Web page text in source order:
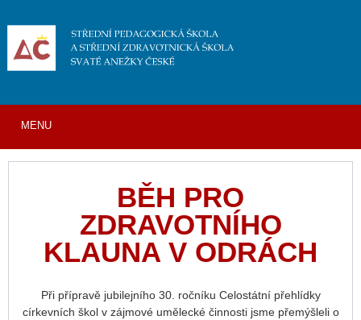
BĚH PRO
ZDRAVOTNÍHO
KLAUNA V ODRÁCH
Při přípravě jubilejního 30. ročníku Celostátní přehlídky
církevních škol v zájmové umělecké činnosti jsme přemýšleli o
MENU